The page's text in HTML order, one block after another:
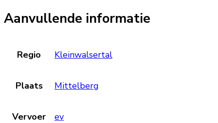
Aanvullende informatie
Regio Kleinwalsertal
Plaats Mittelberg
Vervoer ev